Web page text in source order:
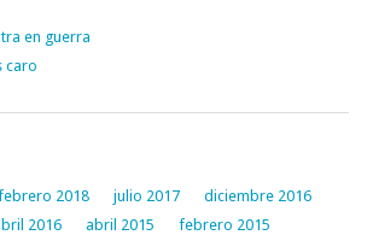
en guerra
caro
2018 julio 2017
diciembre 2016
2016 abril 2015
febrero 2015